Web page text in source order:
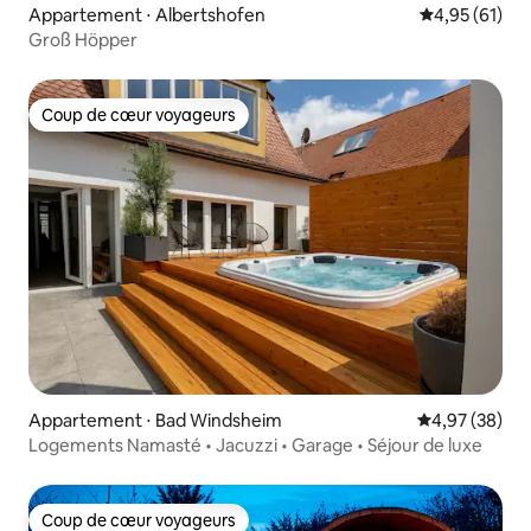
Appartement ⋅ Albertshofen Évaluation
4,95 (61)
Groß Höpper
Coup de cœur voyageurs
Coup de cœur voyageurs
Appartement ⋅ Bad Windsheim Évaluation
4,97 (38)
Logements Namasté • Jacuzzi • Garage • Séjour de luxe
Coup de cœur voyageurs